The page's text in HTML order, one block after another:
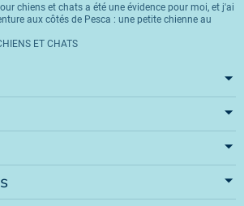
chiens et chats a été une évidence pour moi, et j'ai
aux côtés de Pesca : une petite chienne au
ET CHATS